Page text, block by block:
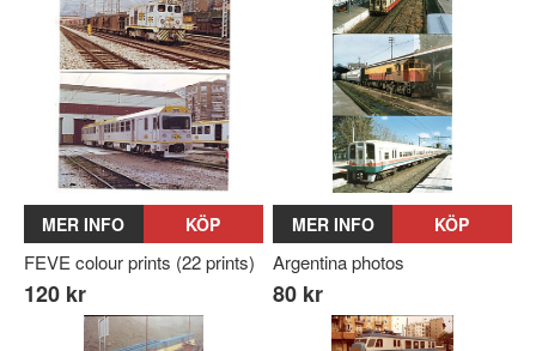
MER INFO KÖP
FEVE colour prints (22 prints)
120 kr
MER INFO KÖP
Argentina photos
80 kr